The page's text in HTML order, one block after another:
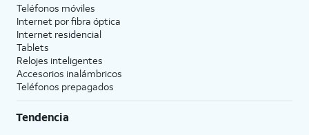
Teléfonos móviles
Internet por fibra óptica
Internet residencial
Tablets
Relojes inteligentes
Accesorios inalámbricos
Teléfonos prepagados
Tendencia